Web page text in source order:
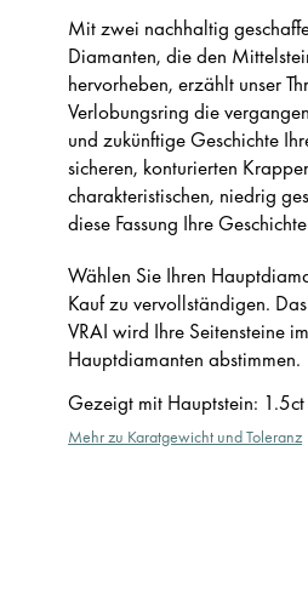
Mit zwei nachhaltig
Diamanten, die den
hervorheben, erzählt unser
Verlobungsring die
und zukünftige Geschichte
sicheren, konturierten
charakteristischen, niedrig
diese Fassung Ihre
Wählen Sie Ihren
Kauf zu vervollständigen.
VRAI wird Ihre Seitensteine
Hauptdiamanten abstimmen.
Gezeigt mit Hauptstein: 1.5ct
Mehr zu Karatgewicht und Toleranz